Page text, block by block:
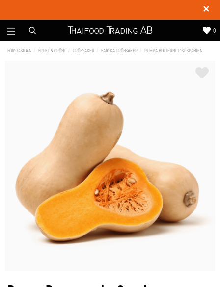
✕
0
FÖRSTASIDAN FRUKT & GRÖNT GRÖNSAKER FÄRSKA GRÖNSAKER PUMPA BUTTERNUT 1ST SPANIEN